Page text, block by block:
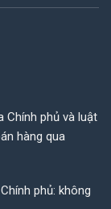
Chính phủ và luật
hàng qua
phủ: không